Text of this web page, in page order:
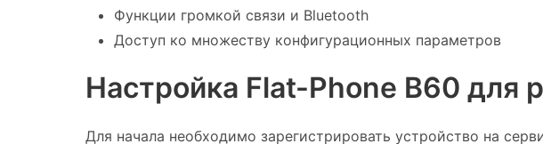
Функции громкой связи и Bluetooth
Доступ ко множеству конфигурационных параметров
Настройка Flat-Phone B60 для
Для начала необходимо зарегистрировать устройство на